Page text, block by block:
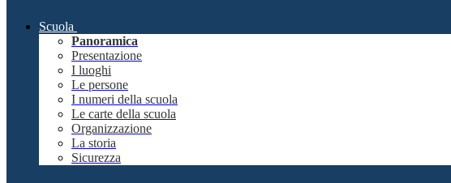
Scuola
Panoramica
Presentazione
I luoghi
Le persone
I numeri della scuola
Le carte della scuola
Organizzazione
La storia
Sicurezza